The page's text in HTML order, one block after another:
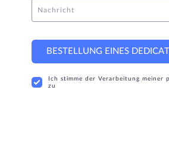
Nachricht
BESTELLUNG EINES
Ich stimme der Verarbeitung meiner
zu